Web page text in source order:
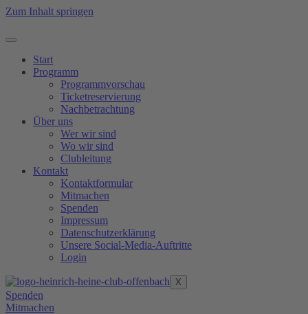
Zum Inhalt springen
Start
Programm
Programmvorschau
Ticketreservierung
Nachbetrachtung
Über uns
Wer wir sind
Wo wir sind
Clubleitung
Kontakt
Kontaktformular
Mitmachen
Spenden
Impressum
Datenschutzerklärung
Unsere Social-Media-Auftritte
Login
X
Spenden
Mitmachen